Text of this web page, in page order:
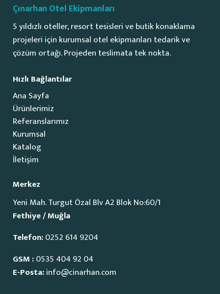
Çınarhan Otel Ekipmanları
5 yıldızlı oteller, resort tesisleri ve butik konaklama
projeleri için kurumsal otel ekipmanları tedarik ve
çözüm ortağı. Projeden teslimata tek nokta.
Hızlı Bağlantılar
Ana Sayfa
Ürünlerimiz
Referanslarımız
Kurumsal
Katalog
İletişim
Merkez
Yeni Mah. Turgut Özal Blv A2 Blok No:60/1
Fethiye / Muğla
Telefon:0252 614 9204
GSM :0535 404 92 04
E-Posta:info@cinarhan.com